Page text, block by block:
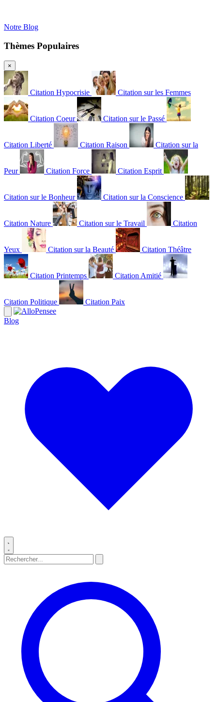
Notre Blog
Thèmes Populaires
×
Citation Hypocrisie Citation sur les Femmes
Citation Coeur Citation sur le Passé
Citation Liberté Citation Raison Citation sur la
Peur Citation Force Citation Esprit
Citation sur le Bonheur Citation sur la Conscience
Citation Nature Citation sur le Travail Citation
Yeux Citation sur la Beauté Citation Théâtre
Citation Printemps Citation Amitié
Citation Politique Citation Paix
Blog